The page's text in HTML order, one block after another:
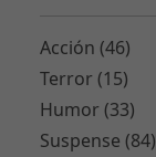
TEMAS
Acción (46)
Terror (15)